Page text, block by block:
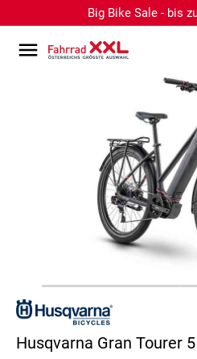
Big Bike Sale - bis
Husqvarna Gran Tourer